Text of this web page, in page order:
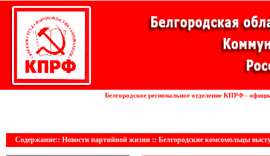
Белгородское региональное отделение КПРФ -
Содержание:: Новости партийной жизни :: Белгородские комсомольцы